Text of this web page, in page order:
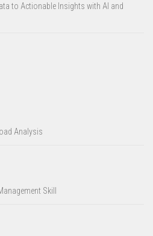
to Actionable Insights with AI and
Analysis
Skill